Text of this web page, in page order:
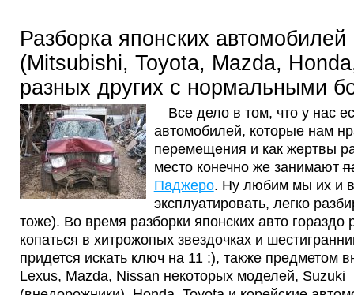
двигатель D4CB 145 л.с. -
покупкой мотора его можно будет
Ford Fusion 2008 г.в.
В разбор поступил форд фьюжен
выпуска с небольшим пробегом.
куб. см, механическая коробка
Также вы можете посмотреть запчасти
разобранных Ford Fusion.
Разборка японских автомобилей
(Mitsubishi, Toyota, Mazda,
разных других с нормальными
Все дело в том, что у нас
автомобилей, которые нам
перемещения и как жертвы
место конечно же занимают
Паджеро. Ну любим мы их и
эксплуатировать, легко
тоже). Во время разборки японских авто гораздо
копаться в хитрожопых звездочках и
придется искать ключ на 11 :), также предметом
Lexus, Mazda, Nissan некоторых моделей, Suzuki